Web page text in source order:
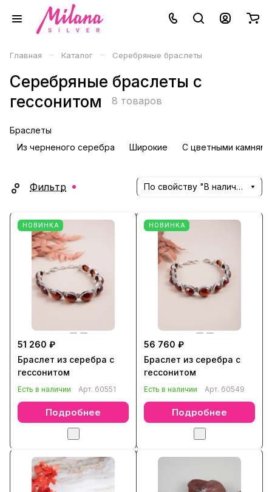
Главная – Каталог – Серебряные браслеты
Серебряные браслеты с
гессонитом
8 товаров
Браслеты
Из черненого серебра
Широкие С цветными камнями
Фильтр По свойству "В наличии" (убывание)
НОВИНКА
51 260 ₽
Браслет из серебра с
гессонитом
Есть в наличии Арт. б0551
Подробнее
НОВИНКА
56 760 ₽
Браслет из серебра с
гессонитом
Есть в наличии Арт. б0549
Подробнее